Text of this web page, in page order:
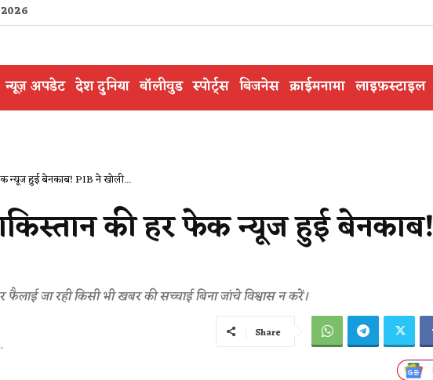
न्यूज़ अपडेट देश दुनिया बॉलीवुड स्पोर्ट्स बिजनेस क्राईमनामा लाइफ़स्टाइल
न्यूज हुई बेनकाब! PIB ने खोली...
की हर फेक न्यूज हुई बेनकाब!
जा रही किसी भी खबर की सच्चाई बिना जांचे विश्वास न करें।
Share